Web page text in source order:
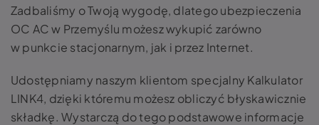
Zadbaliśmy o Twoją wygodę, dlatego ubezpieczenia
OC AC w Przemyślu możesz wykupić zarówno
w punkcie stacjonarnym, jak i przez Internet.
Udostępniamy naszym klientom specjalny Kalkulator
LINK4, dzięki któremu możesz obliczyć błyskawicznie
składkę. Wystarczą do tego podstawowe informacje